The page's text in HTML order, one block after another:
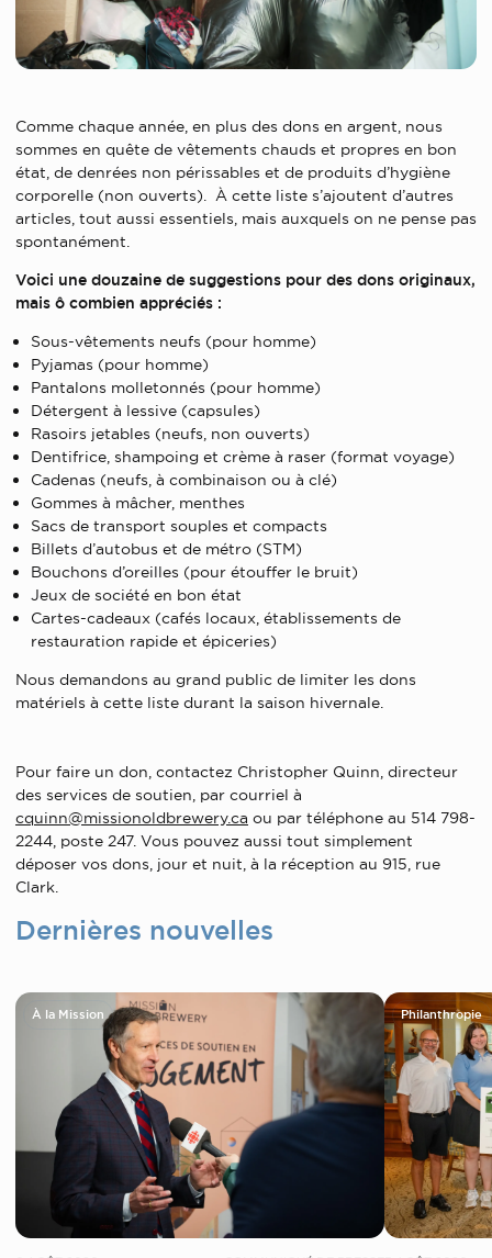
Comme chaque année, en plus des dons en argent, nous
sommes en quête de vêtements chauds et propres en bon
état, de denrées non périssables et de produits d’hygiène
corporelle (non ouverts). À cette liste s’ajoutent d’autres
articles, tout aussi essentiels, mais auxquels on ne pense pas
spontanément.
Voici une douzaine de suggestions pour des dons originaux,
mais ô combien appréciés :
Sous-vêtements neufs (pour homme)
Pyjamas (pour homme)
Pantalons molletonnés (pour homme)
Détergent à lessive (capsules)
Rasoirs jetables (neufs, non ouverts)
Dentifrice, shampoing et crème à raser (format voyage)
Cadenas (neufs, à combinaison ou à clé)
Gommes à mâcher, menthes
Sacs de transport souples et compacts
Billets d’autobus et de métro (STM)
Bouchons d’oreilles (pour étouffer le bruit)
Jeux de société en bon état
Cartes-cadeaux (cafés locaux, établissements de
restauration rapide et épiceries)
Nous demandons au grand public de limiter les dons
matériels à cette liste durant la saison hivernale.
Pour faire un don, contactez Christopher Quinn, directeur
des services de soutien, par courriel à
cquinn@missionoldbrewery.ca ou par téléphone au 514 798-
2244, poste 247. Vous pouvez aussi tout simplement
déposer vos dons, jour et nuit, à la réception au 915, rue
Clark.
Dernières nouvelles
À la Mission Philanthropie